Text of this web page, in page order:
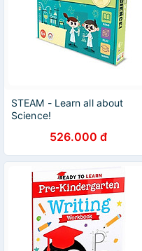
STEAM - Learn all about
Science!
526.000 đ